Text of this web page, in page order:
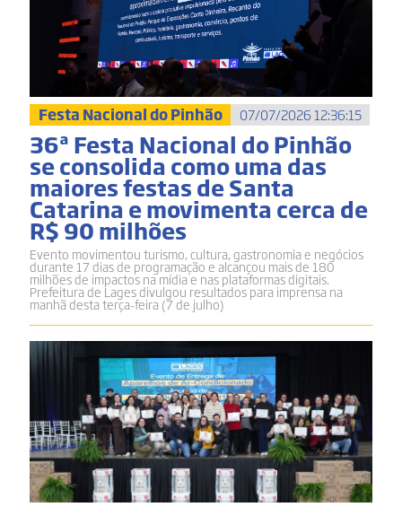
Festa Nacional do Pinhão 07/07/2026 12:36:15
36ª Festa Nacional do Pinhão
se consolida como uma das
maiores festas de Santa
Catarina e movimenta cerca de
R$ 90 milhões
Evento movimentou turismo, cultura, gastronomia e negócios
durante 17 dias de programação e alcançou mais de 180
milhões de impactos na mídia e nas plataformas digitais.
Prefeitura de Lages divulgou resultados para imprensa na
manhã desta terça-feira (7 de julho)